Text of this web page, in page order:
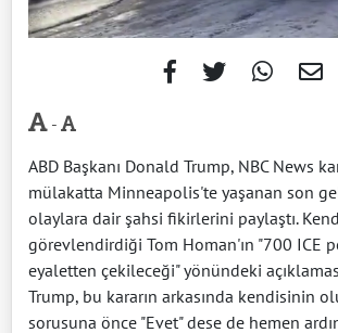
-
ABD Başkanı Donald Trump, NBC News
mülakatta Minneapolis'te yaşanan son
olaylara dair şahsi fikirlerini paylaştı.
görevlendirdiği Tom Homan'ın "700 ICE
eyaletten çekileceği" yönündeki
Trump, bu kararın arkasında kendisinin
sorusuna önce "Evet" dese de hemen